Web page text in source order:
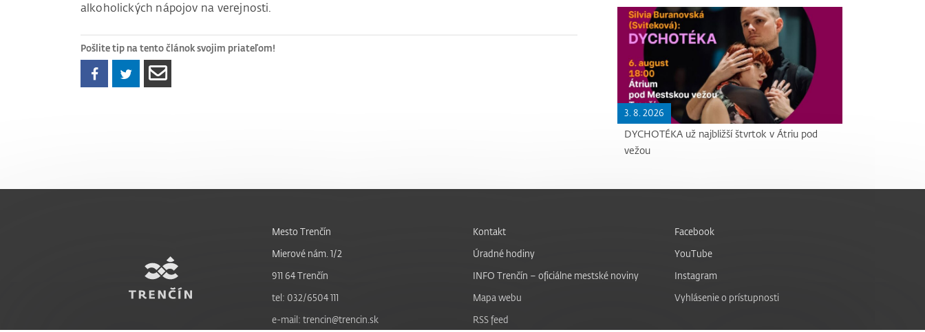
alkoholických nápojov na verejnosti.
Pošlite tip na tento článok svojim priateľom!
3. 8. 2026
DYCHOTÉKA už najbližší štvrtok v Átriu pod
vežou
Mesto Trenčín
Mierové nám. 1/2
911 64 Trenčín
tel: 032/6504 111
e-mail: trencin@trencin.sk
Kontakt
Úradné hodiny
INFO Trenčín – oficiálne mestské noviny
Mapa webu
RSS feed
Facebook
YouTube
Instagram
Vyhlásenie o prístupnosti